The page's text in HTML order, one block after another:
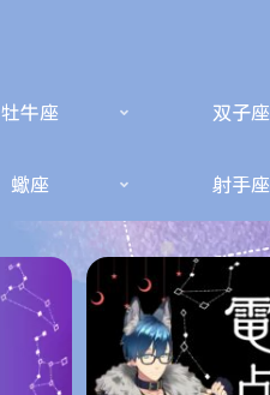
牡牛座 双子座
蠍座 射手座